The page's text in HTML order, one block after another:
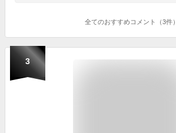
全てのおすすめコメント（3件）
3